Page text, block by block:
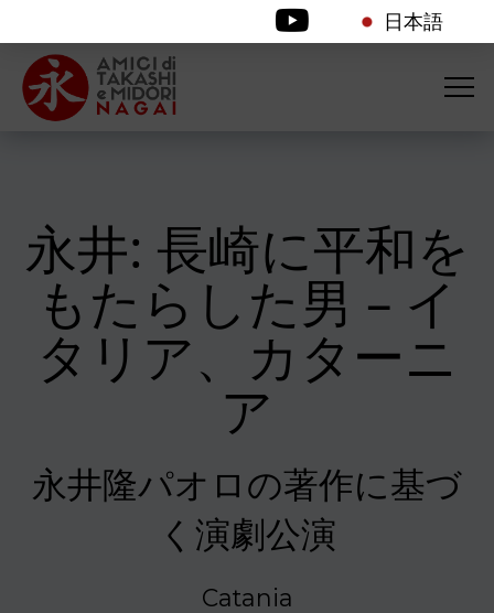
日本語
永井: 長崎に平和を
もたらした男 – イ
タリア、カターニ
ア
永井隆パオロの著作に基づ
く演劇公演
Catania